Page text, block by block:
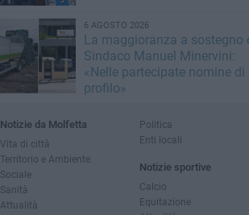
6 AGOSTO 2026
La maggioranza a sostegno
Sindaco Manuel Minervini:
«Nelle partecipate nomine di
profilo»
Notizie da Molfetta
Vita di città
Territorio e Ambiente
Sociale
Sanità
Attualità
Politica
Enti locali
Notizie sportive
Calcio
Equitazione